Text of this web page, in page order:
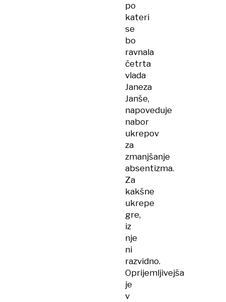
po
kateri
se
bo
ravnala
četrta
vlada
Janeza
Janše,
napoveduje
nabor
ukrepov
za
zmanjšanje
absentizma.
Za
kakšne
ukrepe
gre,
iz
nje
ni
razvidno.
Oprijemljivejša
je
v